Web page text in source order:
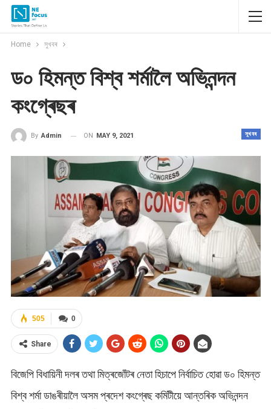
Home সুখবৰ
ড০ হিমন্ত বিশ্ব শৰ্মালৈ অভিনন্দন
কংগ্ৰেছৰ
সুখবৰ
By Admin ON MAY 9, 2021
0
505
Share
বিজেপি বিধায়িনী দলৰ তথা মিত্ৰজোঁটৰ নেতা হিচাপে নিৰ্বাচিত হোৱা ড০ হিমন্ত
বিশ্ব শৰ্মা ডাঙৰীয়ালৈ অসম প্ৰদেশ কংগ্ৰেছ কমিটীয়ে আন্তৰিক অভিনন্দন